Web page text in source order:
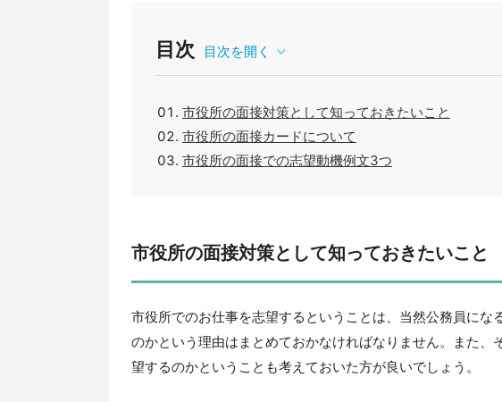
目次 目次を開く
市役所の面接対策として知っておきたいこと
市役所の面接カードについて
市役所の面接での志望動機例文3つ
市役所の面接対策として知っておきたいこと
市役所でのお仕事を志望するということは、当然公務員に
のかという理由はまとめておかなければなりません。また
望するのかということも考えておいた方が良いでしょう。